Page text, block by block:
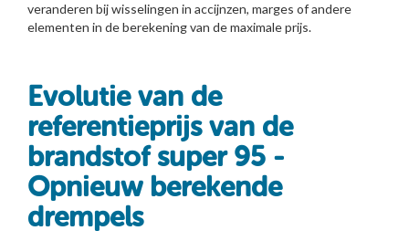
veranderen bij wisselingen in accijnzen, marges of andere
elementen in de berekening van de maximale prijs.
Evolutie van de
referentieprijs van de
brandstof super 95 -
Opnieuw berekende
drempels